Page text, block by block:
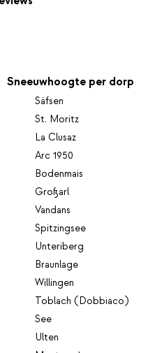
Sneeuwhoogte per dorp
Säfsen
St. Moritz
La Clusaz
Arc 1950
Bodenmais
Großarl
Vandans
Spitzingsee
Unteriberg
Braunlage
Willingen
Toblach (Dobbiaco)
See
Ulten